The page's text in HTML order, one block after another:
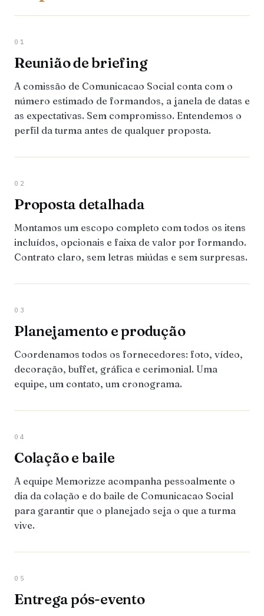
01
Reunião de briefing
A comissão de Comunicacao Social conta com o
número estimado de formandos, a janela de datas e
as expectativas. Sem compromisso. Entendemos o
perfil da turma antes de qualquer proposta.
02
Proposta detalhada
Montamos um escopo completo com todos os itens
incluídos, opcionais e faixa de valor por formando.
Contrato claro, sem letras miúdas e sem surpresas.
03
Planejamento e produção
Coordenamos todos os fornecedores: foto, vídeo,
decoração, buffet, gráfica e cerimonial. Uma
equipe, um contato, um cronograma.
04
Colação e baile
A equipe Memorizze acompanha pessoalmente o
dia da colação e do baile de Comunicacao Social
para garantir que o planejado seja o que a turma
vive.
05
Entrega pós-evento